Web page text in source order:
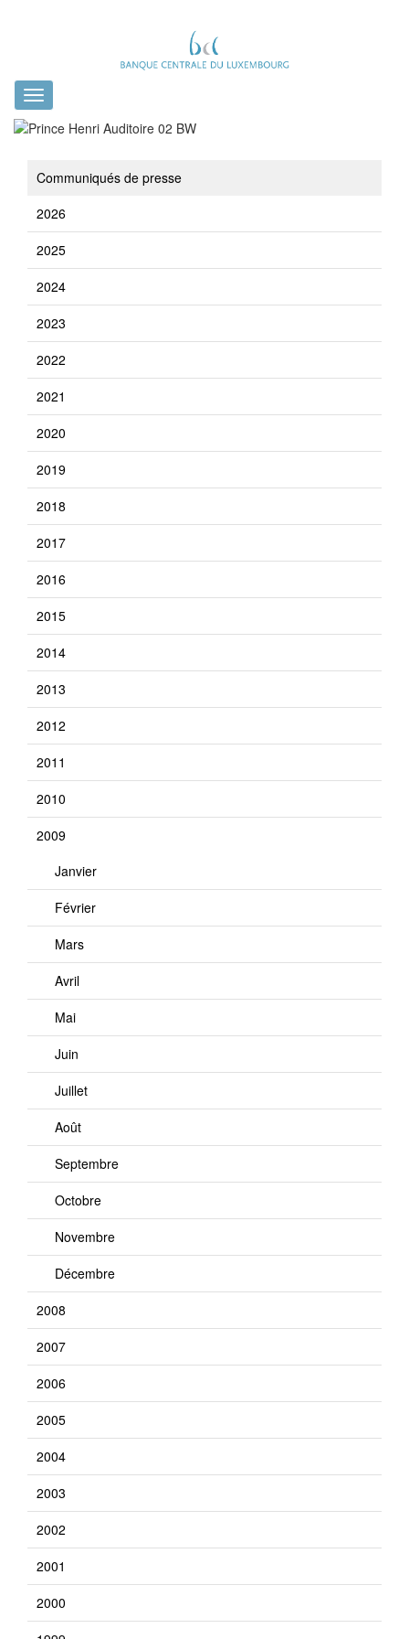
Toggle
navigation
Communiqués de presse
2026
2025
2024
2023
2022
2021
2020
2019
2018
2017
2016
2015
2014
2013
2012
2011
2010
2009
Janvier
Février
Mars
Avril
Mai
Juin
Juillet
Août
Septembre
Octobre
Novembre
Décembre
2008
2007
2006
2005
2004
2003
2002
2001
2000